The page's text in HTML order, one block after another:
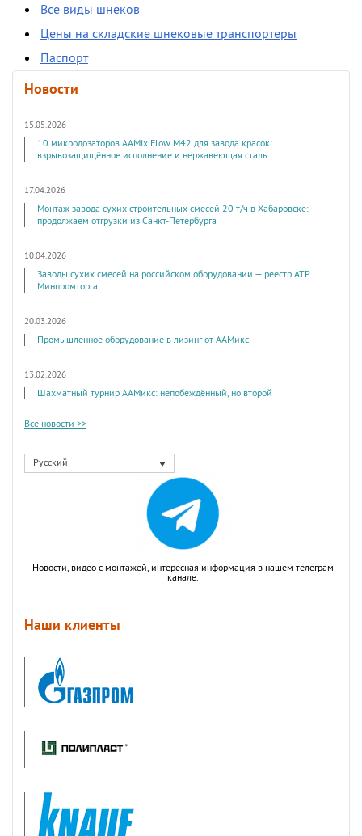
Все виды шнеков
Цены на складские шнековые транспортеры
Паспорт
Новости
15.05.2026
10 микродозаторов AAMix Flow M42 для завода красок:
взрывозащищённое исполнение и нержавеющая сталь
17.04.2026
Монтаж завода сухих строительных смесей 20 т/ч в Хабаровске:
продолжаем отгрузки из Санкт-Петербурга
10.04.2026
Заводы сухих смесей на российском оборудовании — реестр АТР
Минпромторга
20.03.2026
Промышленное оборудование в лизинг от ААМикс
13.02.2026
Шахматный турнир ААМикс: непобеждённый, но второй
Все новости >>
Русский
Новости, видео с монтажей, интересная информация в нашем телеграм
канале.
Наши клиенты